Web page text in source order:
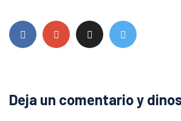
Deja un comentario y